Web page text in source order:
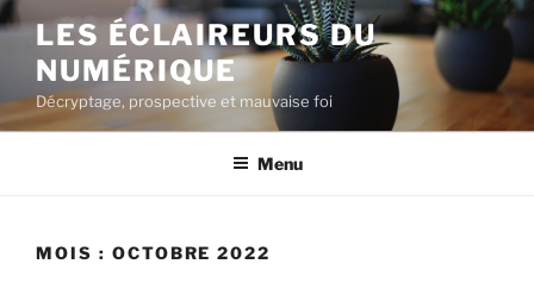
Aller
contenu
principal
LES ÉCLAIREURS DU
NUMÉRIQUE
Décryptage, prospective et mauvaise foi
Menu
MOIS : OCTOBRE 2022